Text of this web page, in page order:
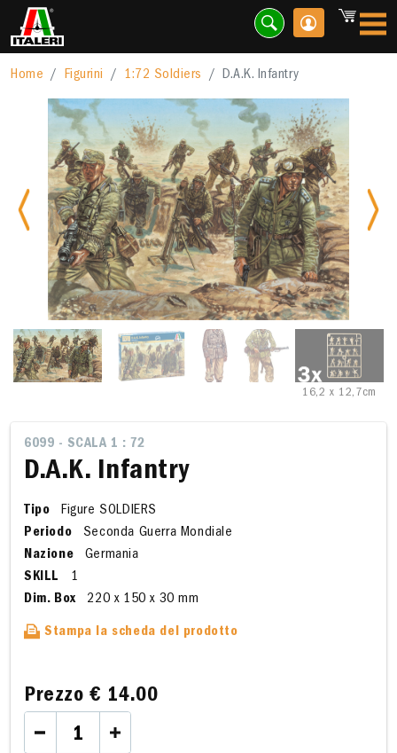
Home Figurini 1:72 Soldiers D.A.K. Infantry
Previous
16,2 x 12,7cm
6099 - SCALA 1 : 72
D.A.K. Infantry
Tipo
Figure SOLDIERS
Periodo
Seconda Guerra Mondiale
Nazione
Germania
SKILL
1
Dim. Box
220 x 150 x 30 mm
Stampa la scheda del prodotto
Prezzo€ 14.00